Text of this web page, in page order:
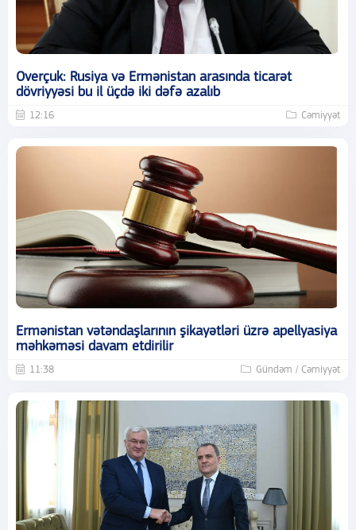
Overçuk: Rusiya və Ermənistan arasında ticarət
dövriyyəsi bu il üçdə iki dəfə azalıb
12:16 Cəmiyyət
Ermənistan vətəndaşlarının şikayətləri üzrə apellyasiya
məhkəməsi davam etdirilir
11:38 Gündəm / Cəmiyyət